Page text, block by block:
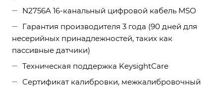
N2756A 16-канальный цифровой кабель MSO
Гарантия производителя 3 года (90 дней для
несерийных принадлежностей, таких как
пассивные датчики)
Техническая поддержка KeysightCare
Сертификат калибровки, межкалибровочный